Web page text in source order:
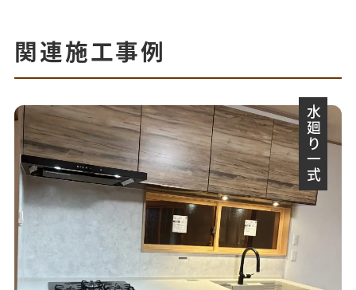
関連施工事例
水廻り一式